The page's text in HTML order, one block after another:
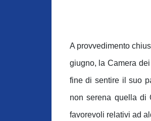
A provvedimento
giugno, la Camera
fine di sentire il suo
non serena quella di
favorevoli relativi ad